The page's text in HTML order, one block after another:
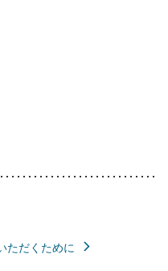
ただくために